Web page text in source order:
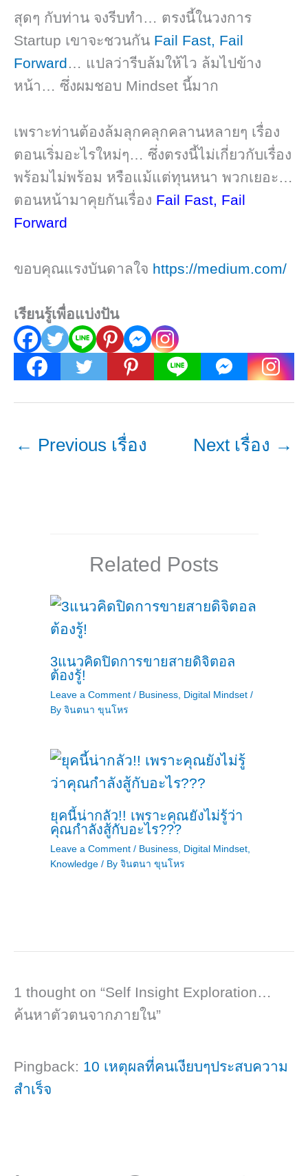
สุดๆ กับท่าน จงรีบทำ… ตรงนี้ในวงการ
Startup เขาจะชวนกัน Fail Fast, Fail
Forward… แปลว่ารีบล้มให้ไว ล้มไปข้าง
หน้า… ซึ่งผมชอบ Mindset นี้มาก
เพราะท่านต้องล้มลุกคลุกคลานหลายๆ เรื่อง
ตอนเริ่มอะไรใหม่ๆ… ซึ่งตรงนี้ไม่เกี่ยวกับเรื่อง
พร้อมไม่พร้อม หรือแม้แต่ทุนหนา พวกเยอะ…
ตอนหน้ามาคุยกันเรื่อง Fail Fast, Fail
Forward
ขอบคุณแรงบันดาลใจ https://medium.com/
เรียนรู้เพื่อแบ่งปัน
← Previous เรื่อง Next เรื่อง →
Related Posts
3แนวคิดปิดการขายสายดิจิตอล
ต้องรู้!
Leave a Comment / Business, Digital Mindset/
By จินตนา ขุนโหร
ยุคนี้น่ากลัว!! เพราะคุณยังไม่รู้ว่า
คุณกำลังสู้กับอะไร???
Leave a Comment / Business, Digital Mindset,
Knowledge/ By จินตนา ขุนโหร
1 thought on “Self Insight Exploration…
ค้นหาตัวตนจากภายใน”
Pingback: 10 เหตุผลที่คนเงียบๆประสบความ
สำเร็จ